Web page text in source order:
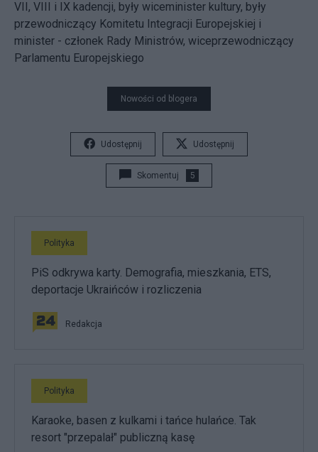
VII, VIII i IX kadencji, były wiceminister kultury, były
przewodniczący Komitetu Integracji Europejskiej i
minister - członek Rady Ministrów, wiceprzewodniczący
Parlamentu Europejskiego
Nowości od blogera
Udostępnij Udostępnij
Skomentuj 5
Polityka
PiS odkrywa karty. Demografia, mieszkania, ETS,
deportacje Ukraińców i rozliczenia
Redakcja
Polityka
Karaoke, basen z kulkami i tańce hulańce. Tak
resort "przepalał" publiczną kasę